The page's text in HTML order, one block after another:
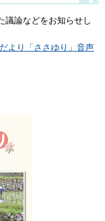
議論などをお知らせし
より「ささゆり」音声